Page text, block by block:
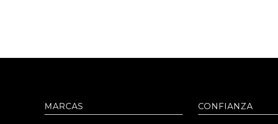
MARCAS CONFIANZA